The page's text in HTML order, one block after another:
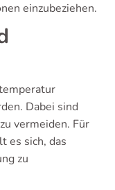
einzubeziehen.
Dabei sind
vermeiden. Für
es sich, das
zu